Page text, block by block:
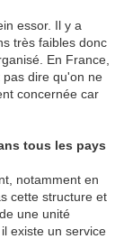
essor. Il y a
très faibles donc
En France,
dire qu'on ne
concernée car
tous les pays
notamment en
cette structure et
une unité
existe un service